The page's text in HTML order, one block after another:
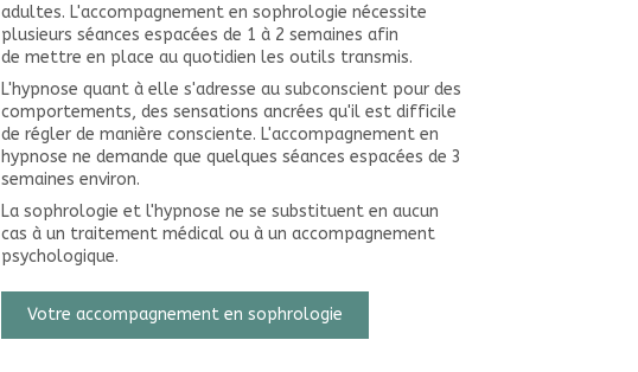
adultes. L'accompagnement en sophrologie nécessite
plusieurs séances espacées de 1 à 2 semaines afin
de mettre en place au quotidien les outils transmis.
L'hypnose quant à elle s'adresse au subconscient pour des
comportements, des sensations ancrées qu'il est difficile
de régler de manière consciente. L'accompagnement en
hypnose ne demande que quelques séances espacées de 3
semaines environ.
La sophrologie et l'hypnose ne se substituent en aucun
cas à un traitement médical ou à un accompagnement
psychologique.
Votre accompagnement en sophrologie